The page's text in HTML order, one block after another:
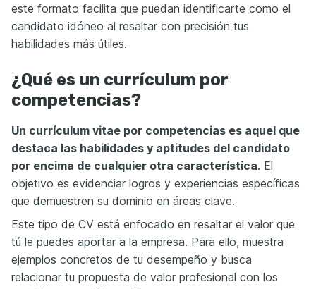
este formato facilita que puedan identificarte como el
candidato idóneo al resaltar con precisión tus
habilidades más útiles.
¿Qué es un currículum por
competencias?
Un currículum vitae por competencias es aquel que
destaca las habilidades y aptitudes del candidato
por encima de cualquier otra característica. El
objetivo es evidenciar logros y experiencias específicas
que demuestren su dominio en áreas clave.
Este tipo de CV está enfocado en resaltar el valor que
tú le puedes aportar a la empresa. Para ello, muestra
ejemplos concretos de tu desempeño y busca
relacionar tu propuesta de valor profesional con los